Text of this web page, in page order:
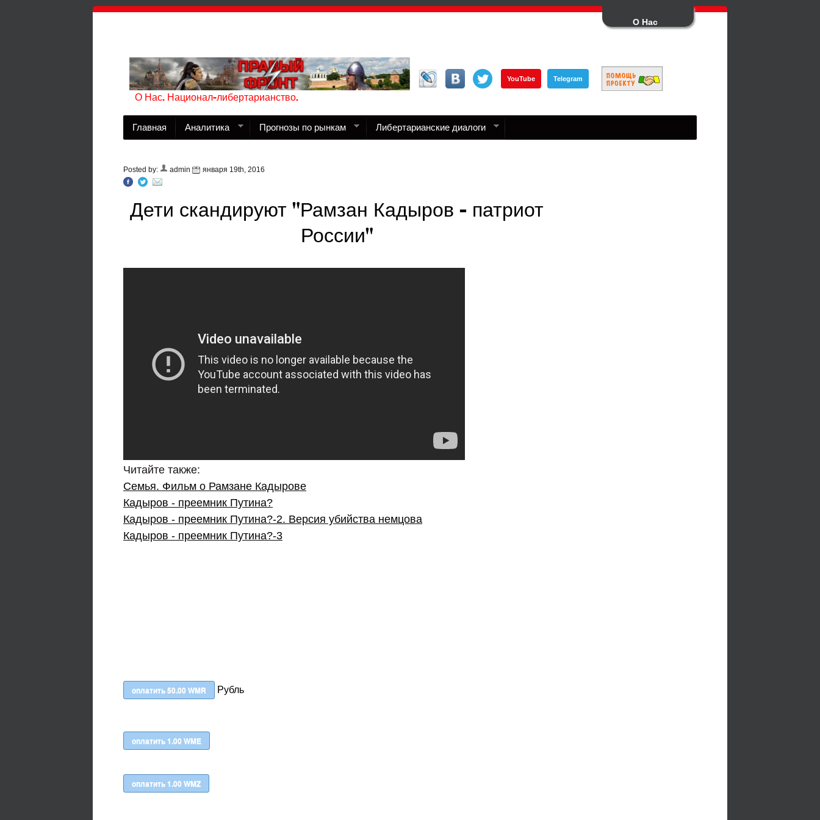
О Нас
О Нас. Национал-либертарианство.
YouTube Telegram
Главная Аналитика Прогнозы по рынкам Либертарианские диалоги
Posted by: admin января 19th, 2016
Дети скандируют "Рамзан Кадыров - патриот
России"
Читайте также:
Семья. Фильм о Рамзане Кадырове
Кадыров - преемник Путина?
Кадыров - преемник Путина?-2. Версия убийства немцова
Кадыров - преемник Путина?-3
Рубль